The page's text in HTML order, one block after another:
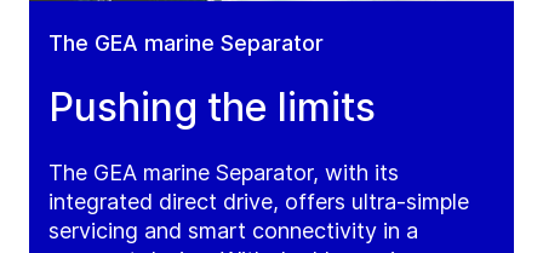
The GEA marine Separator
Pushing the limits
The GEA marine Separator, with its
integrated direct drive, offers ultra-simple
servicing and smart connectivity in a